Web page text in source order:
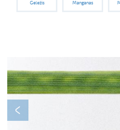
Geležis Manganas
Previous